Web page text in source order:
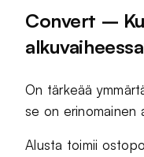
Convert –
On tärkeää
se on erinomainen
Alusta toimii